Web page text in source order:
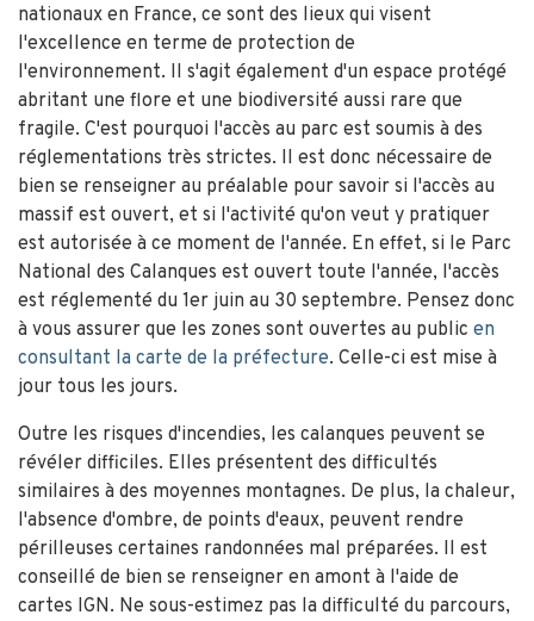
nationaux en France, ce sont des lieux qui visent
l'excellence en terme de protection de
l'environnement. Il s'agit également d'un espace protégé
abritant une flore et une biodiversité aussi rare que
fragile. C'est pourquoi l'accès au parc est soumis à des
réglementations très strictes. Il est donc nécessaire de
bien se renseigner au préalable pour savoir si l'accès au
massif est ouvert, et si l'activité qu'on veut y pratiquer
est autorisée à ce moment de l'année. En effet, si le Parc
National des Calanques est ouvert toute l'année, l'accès
est réglementé du 1er juin au 30 septembre. Pensez donc
à vous assurer que les zones sont ouvertes au public en
consultant la carte de la préfecture. Celle-ci est mise à
jour tous les jours.
Outre les risques d'incendies, les calanques peuvent se
révéler difficiles. Elles présentent des difficultés
similaires à des moyennes montagnes. De plus, la chaleur,
l'absence d'ombre, de points d'eaux, peuvent rendre
périlleuses certaines randonnées mal préparées. Il est
conseillé de bien se renseigner en amont à l'aide de
cartes IGN. Ne sous-estimez pas la difficulté du parcours,